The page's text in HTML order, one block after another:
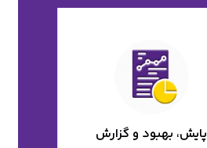
پایش، بهبود و گزارش